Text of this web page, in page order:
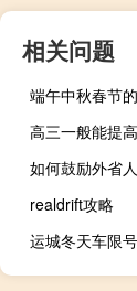
相关问题
端午中秋春节
高三一般能提
如何鼓励外省
realdrift攻略
运城冬天车限